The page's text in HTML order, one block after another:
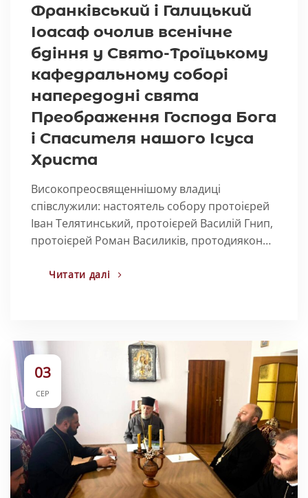
Франківський і Галицький
Іоасаф очолив всенічне
бдіння у Свято-Троїцькому
кафедральному соборі
напередодні свята
Преображення Господа Бога
і Спасителя нашого Ісуса
Христа
Високопреосвященнішому владиці
співслужили: настоятель собору протоієрей
Іван Телятинський, протоієрей Василій Гнип,
протоієрей Роман Василиків, протодиякон…
Читати далі
03
СЕР